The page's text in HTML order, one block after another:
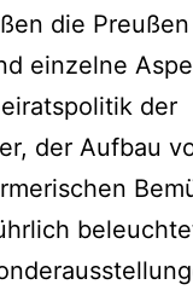
die
einzelne
der
der Aufbau